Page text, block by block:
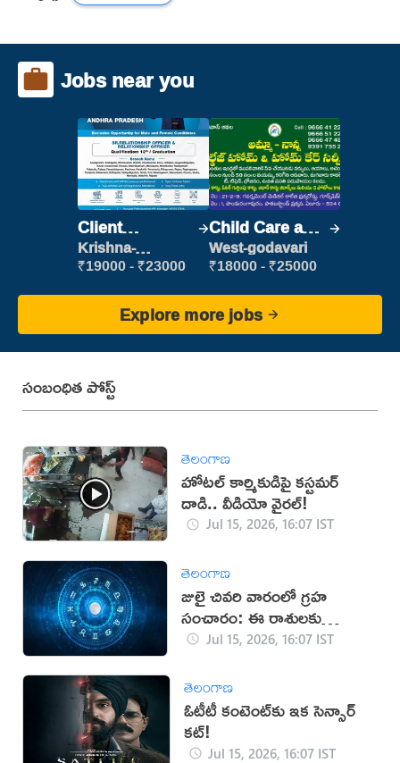
Jobs near you
Client
Relationship
Executive
Krishna-
vijayawada
₹19000 - ₹23000
Child Care and
Patient care
West-godavari
₹18000 - ₹25000
Explore more jobs
సంబంధిత పోస్ట్
తెలంగాణ
హోటల్ కార్మికుడిపై కస్టమర్
దాడి.. వీడియో వైరల్!
Jul 15, 2026, 16:07 IST
తెలంగాణ
జులై చివరి వారంలో గ్రహ
సంచారం: ఈ రాశులకు
శుభకాలం
Jul 15, 2026, 16:07 IST
తెలంగాణ
ఓటీటీ కంటెంట్‌కు ఇక సెన్సార్
కట్!
Jul 15, 2026, 16:07 IST